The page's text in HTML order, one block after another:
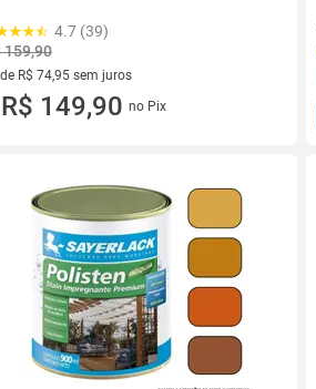
4.7 (39)
159,90
R$ 74,95 sem juros
de R$ 74,95 sem juros
R$ 149,90 no Pix